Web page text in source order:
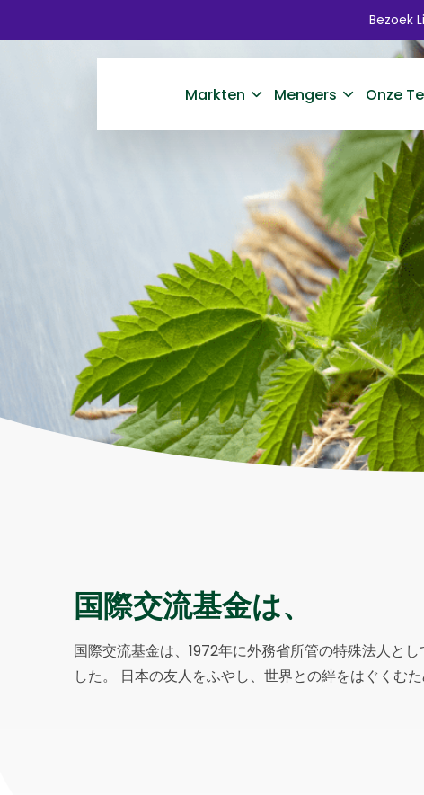
Bezoek
Markten Mengers Onze
国際交流基金は、
国際交流基金は、1972年に外務省所管の特殊法人と
した。 日本の友人をふやし、世界との絆をはぐくむ